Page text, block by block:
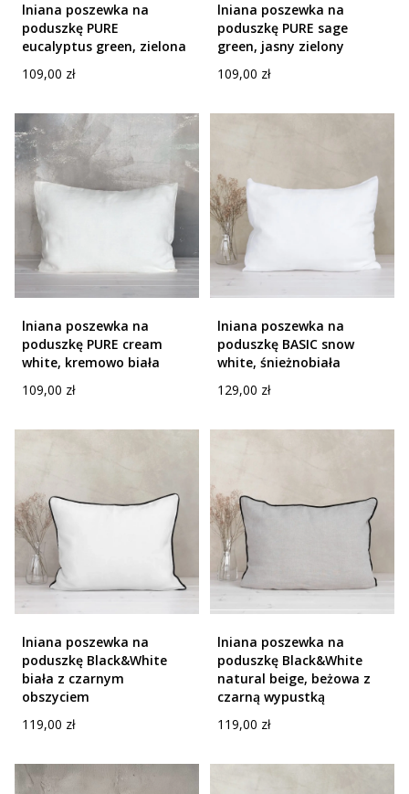
lniana poszewka na
poduszkę PURE
eucalyptus green, zielona
Cena
109,00 zł
lniana poszewka na
poduszkę PURE sage
green, jasny zielony
Cena
109,00 zł
lniana poszewka na
poduszkę PURE cream
white, kremowo biała
Cena
109,00 zł
lniana poszewka na
poduszkę BASIC snow
white, śnieżnobiała
Cena
129,00 zł
lniana poszewka na
poduszkę Black&White
biała z czarnym
obszyciem
Cena
119,00 zł
lniana poszewka na
poduszkę Black&White
natural beige, beżowa z
czarną wypustką
Cena
119,00 zł